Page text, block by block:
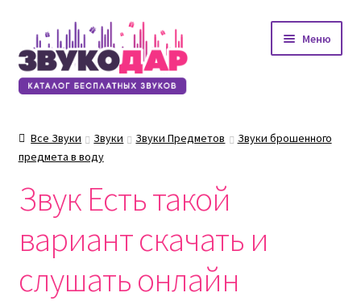
Перейти
к
навигации
Перейти
к
содержимому
Меню
Все Звуки Звуки Звуки Предметов
Звуки брошенного
предмета в воду
Звук Есть такой
вариант скачать и
слушать онлайн